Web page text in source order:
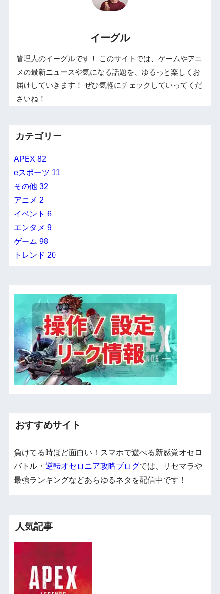
イーグル
管理人のイーグルです！ このサイトでは、ゲームやアニ
メの最新ニュースや気になる話題を、ゆるっと楽しくお
届けしていきます！ ぜひ気軽にチェックしていってくだ
さいね！
カテゴリー
APEX 82
eスポーツ 11
その他 32
アニメ 2
イベント 6
エンタメ 9
ゲーム 98
トレンド 20
おすすめサイト
負けてる時ほど面白い！スマホで遊べる新感覚オセロ
バトル・ 逆転オセロニア攻略ブログでは、リセマラや
最強ランキングなどあらゆるネタを配信中です！
人気記事